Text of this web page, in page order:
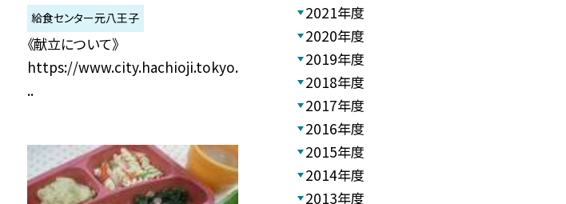
給食センター元八王子
《献立について》
https://www.city.hachioji.tokyo.
..
2021年度
2020年度
2019年度
2018年度
2017年度
2016年度
2015年度
2014年度
2013年度